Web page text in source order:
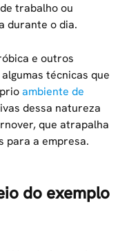
trabalho ou
durante o dia.
e outros
técnicas que
ambiente de
dessa natureza
que atrapalha
para a empresa.
do exemplo